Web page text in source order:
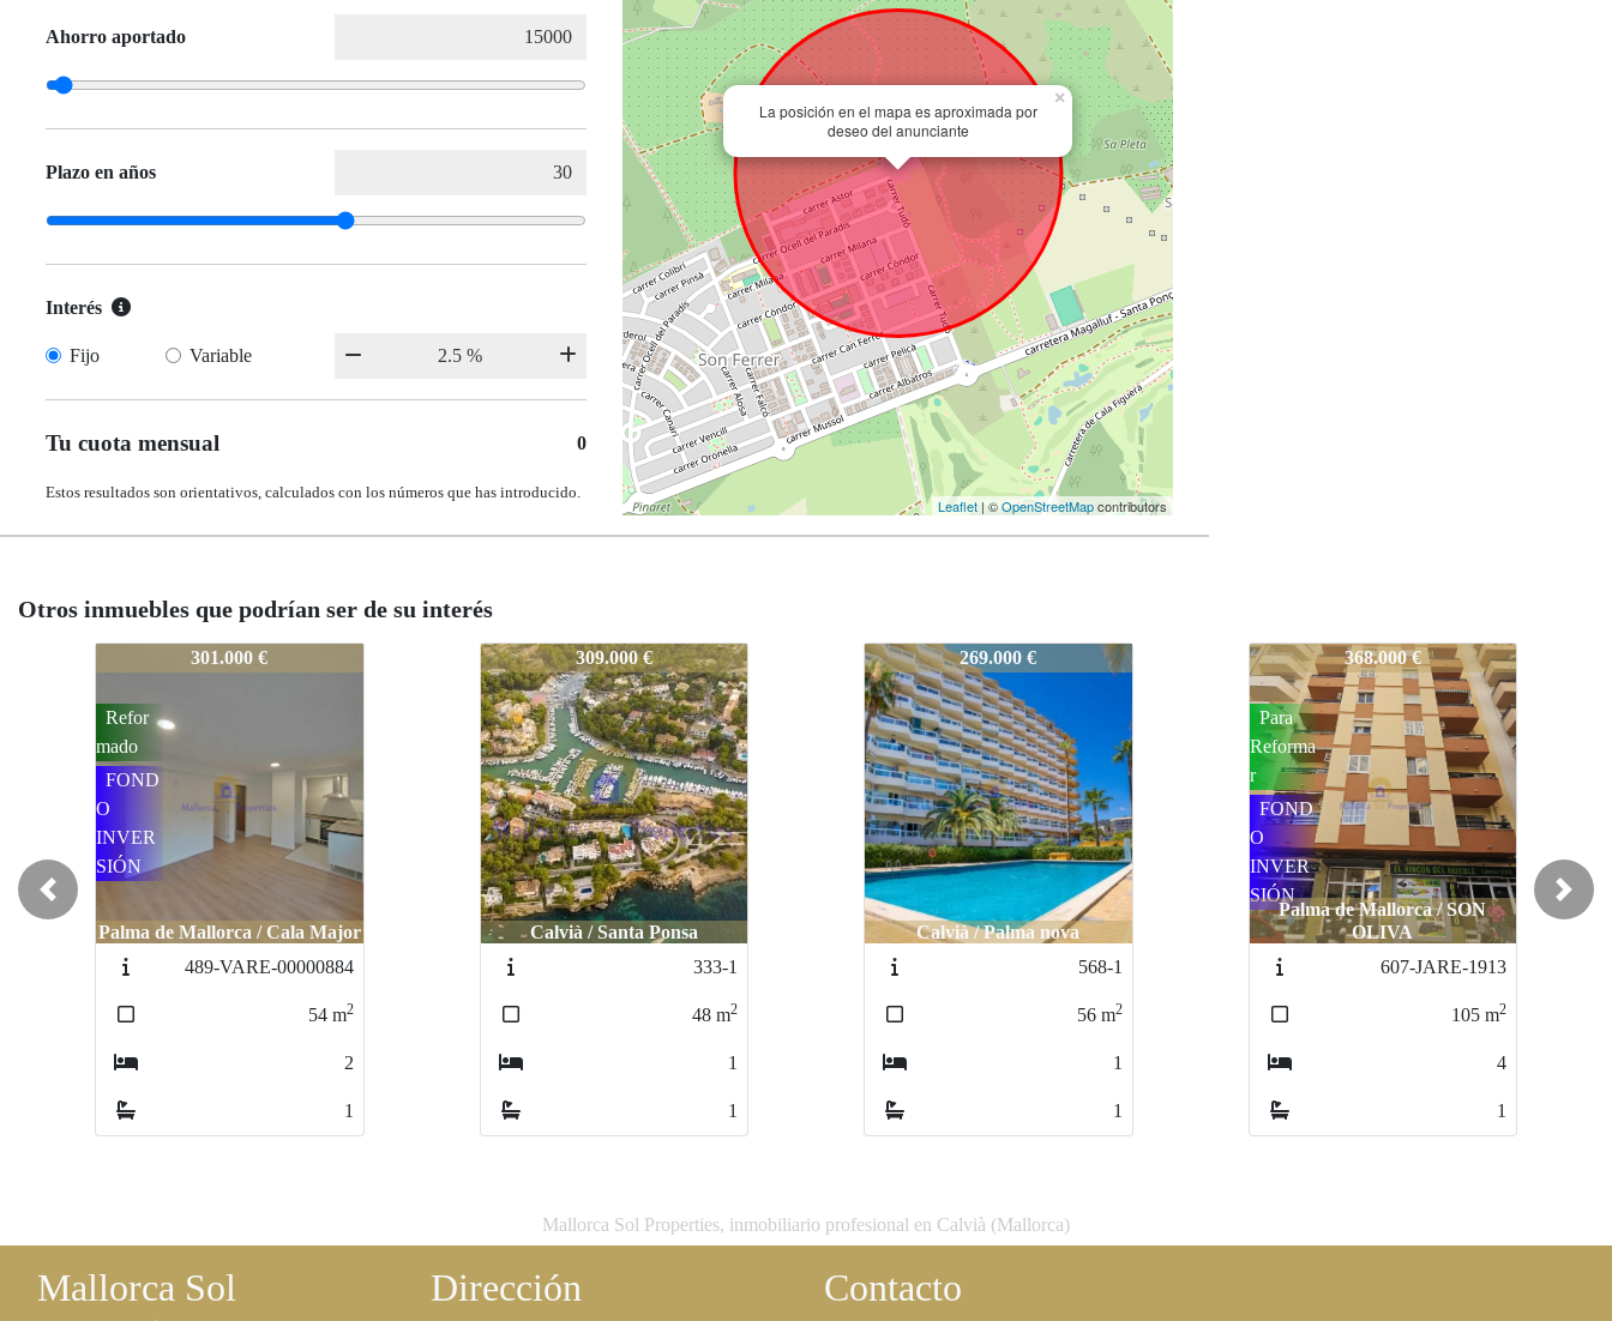
Ahorro aportado
Plazo en años
Interés
Fijo Variable
Tu cuota mensual 0
Estos resultados son orientativos, calculados con los números que has introducido.
La posición en el mapa es aproximada por
deseo del anunciante
×
Leaflet | ©OpenStreetMapcontributors
Otros inmuebles que podrían ser de su interés
309.000 €
Calvià / Santa Ponsa
333-1
48 m2
1
1
621-V 269.000 €
Calvià / Palma nova
568-1
56m2
1
1
621-V 368.000 €
Palma de Mallorca / SON
OLIVA
Para
Reforma
r
FOND
O
INVER
SIÓN
607-JARE-1913
105 m2
4
1
621-V 319.000 €
Palma de Mallorca / PALMA
612-GTRE-01089
116m2
3
1
Previous Next
Mallorca Sol Properties, inmobiliario profesional en Calvià (Mallorca)
Mallorca Sol
Dirección Contacto